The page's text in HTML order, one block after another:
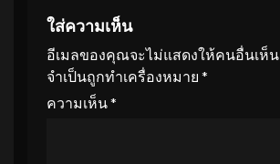
ใส่ความเห็น
อีเมลของคุณจะไม่แสดงให้คนอื่นเห็น
จำเป็นถูกทำเครื่องหมาย *
ความเห็น*